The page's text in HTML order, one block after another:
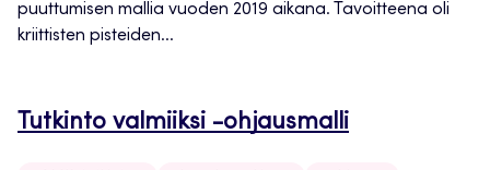
puuttumisen mallia vuoden 2019 aikana. Tavoitteena oli
kriittisten pisteiden...
Tutkinto valmiiksi -ohjausmalli